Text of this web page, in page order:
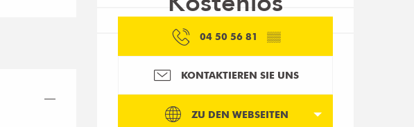
04 50 56 81 ▒▒
KONTAKTIEREN SIE UNS
ZU DEN WEBSEITEN
—